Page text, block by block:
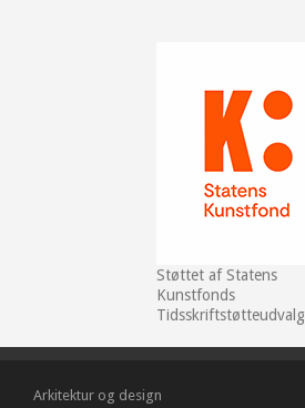
Støttet af Statens
Kunstfonds
Tidsskriftstøtteudvalg
Arkitektur og design